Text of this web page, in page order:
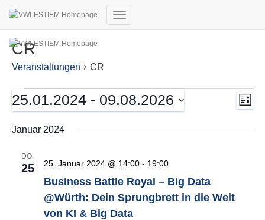
Navigation
CR
Veranstaltungen CR
Veranstaltungen Liste
25.01.2024 - 09.08.2026
wählen.
Januar 2024
DO.
25
Business Battle Royal – Big Data
@Würth: Dein Sprungbrett in die Welt
von KI & Big Data
25. Januar 2024 @ 14:00- 19:00